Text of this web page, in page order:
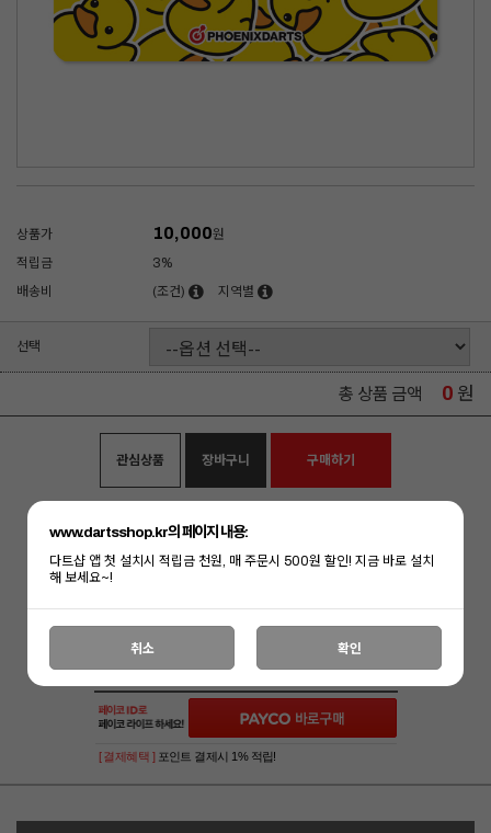
상품가 10,000원
적립금
3%
배송비
(조건) 지역별
선택
총 상품 금액 0 원
관심상품 장바구니 구매하기
[ 결제혜택 ] 포인트 결제시 1% 적립!
www.dartsshop.kr의 페이지 내용:
다트샵 앱 첫 설치시 적립금 천원, 매 주문시 500원 할인! 지금 바로 설치
해 보세요~!
취소 확인